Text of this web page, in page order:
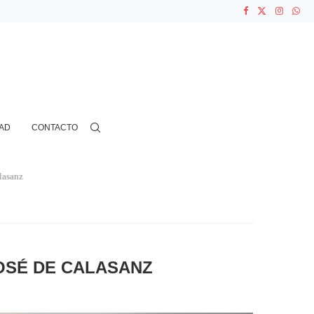
CONTACTO
DE CALASANZ